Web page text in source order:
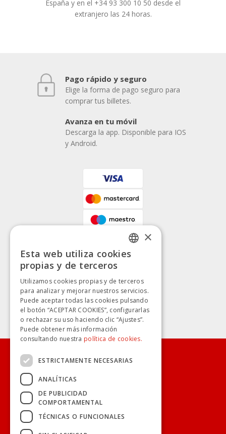
España y en el +34 93 300 10 50 desde el
extranjero las 24 horas.
Pago rápido y seguro
Elige la forma de pago seguro para
comprar tus billetes.
Avanza en tu móvil
Descarga la app. Disponible para IOS
y Android.
CONÓCENOS
TRANSPARENCIA
TUS BILLETES
SPANISH
×
Esta web utiliza cookies
propias y de terceros
Utilizamos cookies propias y de terceros
para analizar y mejorar nuestros servicios.
Puede aceptar todas las cookies pulsando
el botón “ACEPTAR COOKIES”, configurarlas
o rechazar su uso haciendo clic “Ajustes”.
Puede obtener más información
consultando nuestra política de cookies.
ESTRICTAMENTE NECESARIAS
ANALÍTICAS
DE PUBLICIDAD
COMPORTAMENTAL
TÉCNICAS O FUNCIONALES